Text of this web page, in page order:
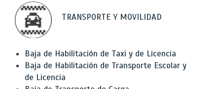
TRANSPORTE Y MOVILIDAD
Baja de Habilitación de Taxi y de Licencia
Baja de Habilitación de Transporte Escolar y
de Licencia